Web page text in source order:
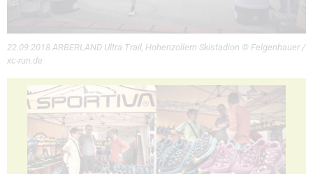
22.09.2018 ARBERLAND Ultra Trail, Hohenzollern Skistadion © Felgenhauer /
xc-run.de